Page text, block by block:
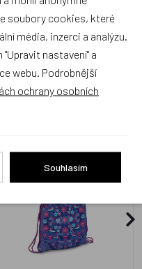
Catalina Estrada Lila
soubory cookies, které
média, inzerci a analýzu.
nastavení" a
webu. Podrobnější
ochrany osobních
Souhlasím